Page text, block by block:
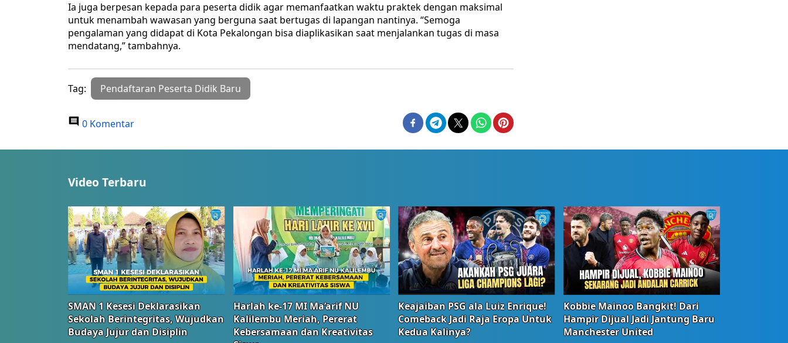
Ia juga berpesan kepada para peserta didik agar memanfaatkan waktu praktek dengan maksimal
untuk menambah wawasan yang berguna saat bertugas di lapangan nantinya. “Semoga
pengalaman yang didapat di Kota Pekalongan bisa diaplikasikan saat menjalankan tugas di masa
mendatang,” tambahnya.
Tag: Pendaftaran Peserta Didik Baru
0 Komentar
Video Terbaru
SMAN 1 Kesesi Deklarasikan
Sekolah Berintegritas, Wujudkan
Budaya Jujur dan Disiplin
Harlah ke-17 MI Ma’arif NU
Kalilembu Meriah, Pererat
Kebersamaan dan Kreativitas
Keajaiban PSG ala Luiz Enrique!
Comeback Jadi Raja Eropa Untuk
Kedua Kalinya?
Kobbie Mainoo Bangkit! Dari
Hampir Dijual Jadi Jantung Baru
Manchester United